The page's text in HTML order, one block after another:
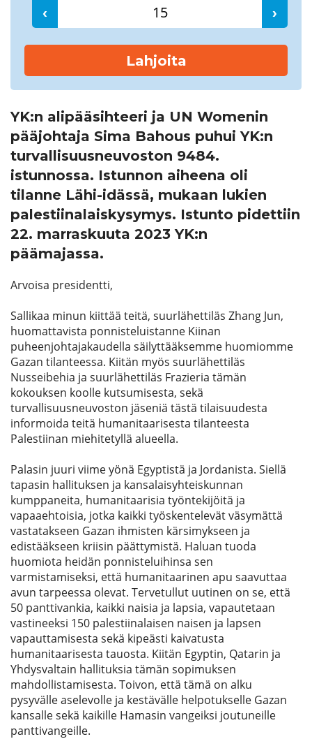
‹ ›
Lahjoita
YK:n alipääsihteeri ja UN Womenin
pääjohtaja Sima Bahous puhui YK:n
turvallisuusneuvoston 9484.
istunnossa. Istunnon aiheena oli
tilanne Lähi-idässä, mukaan lukien
palestiinalaiskysymys. Istunto pidettiin
22. marraskuuta 2023 YK:n
päämajassa.
Arvoisa presidentti,
Sallikaa minun kiittää teitä, suurlähettiläs Zhang Jun,
huomattavista ponnisteluistanne Kiinan
puheenjohtajakaudella säilyttääksemme huomiomme
Gazan tilanteessa. Kiitän myös suurlähettiläs
Nusseibehia ja suurlähettiläs Frazieria tämän
kokouksen koolle kutsumisesta, sekä
turvallisuusneuvoston jäseniä tästä tilaisuudesta
informoida teitä humanitaarisesta tilanteesta
Palestiinan miehitetyllä alueella.
Palasin juuri viime yönä Egyptistä ja Jordanista. Siellä
tapasin hallituksen ja kansalaisyhteiskunnan
kumppaneita, humanitaarisia työntekijöitä ja
vapaaehtoisia, jotka kaikki työskentelevät väsymättä
vastatakseen Gazan ihmisten kärsimykseen ja
edistääkseen kriisin päättymistä. Haluan tuoda
huomiota heidän ponnisteluihinsa sen
varmistamiseksi, että humanitaarinen apu saavuttaa
avun tarpeessa olevat. Tervetullut uutinen on se, että
50 panttivankia, kaikki naisia ja lapsia, vapautetaan
vastineeksi 150 palestiinalaisen naisen ja lapsen
vapauttamisesta sekä kipeästi kaivatusta
humanitaarisesta tauosta. Kiitän Egyptin, Qatarin ja
Yhdysvaltain hallituksia tämän sopimuksen
mahdollistamisesta. Toivon, että tämä on alku
pysyvälle aselevolle ja kestävälle helpotukselle Gazan
kansalle sekä kaikille Hamasin vangeiksi joutuneille
panttivangeille.